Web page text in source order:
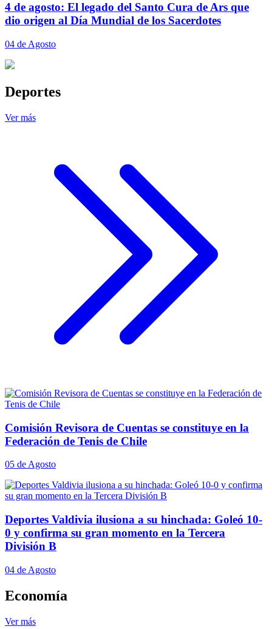
4 de agosto: El legado del Santo Cura de Ars que
dio origen al Día Mundial de los Sacerdotes
04 de Agosto
Deportes
Ver más
Comisión Revisora de Cuentas se constituye en la
Federación de Tenis de Chile
05 de Agosto
Deportes Valdivia ilusiona a su hinchada: Goleó 10-
0 y confirma su gran momento en la Tercera
División B
04 de Agosto
Economía
Ver más